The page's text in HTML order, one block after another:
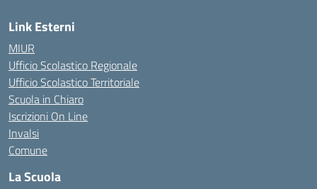
Link Esterni
MIUR
Ufficio Scolastico Regionale
Ufficio Scolastico Territoriale
Scuola in Chiaro
Iscrizioni On Line
Invalsi
Comune
La Scuola